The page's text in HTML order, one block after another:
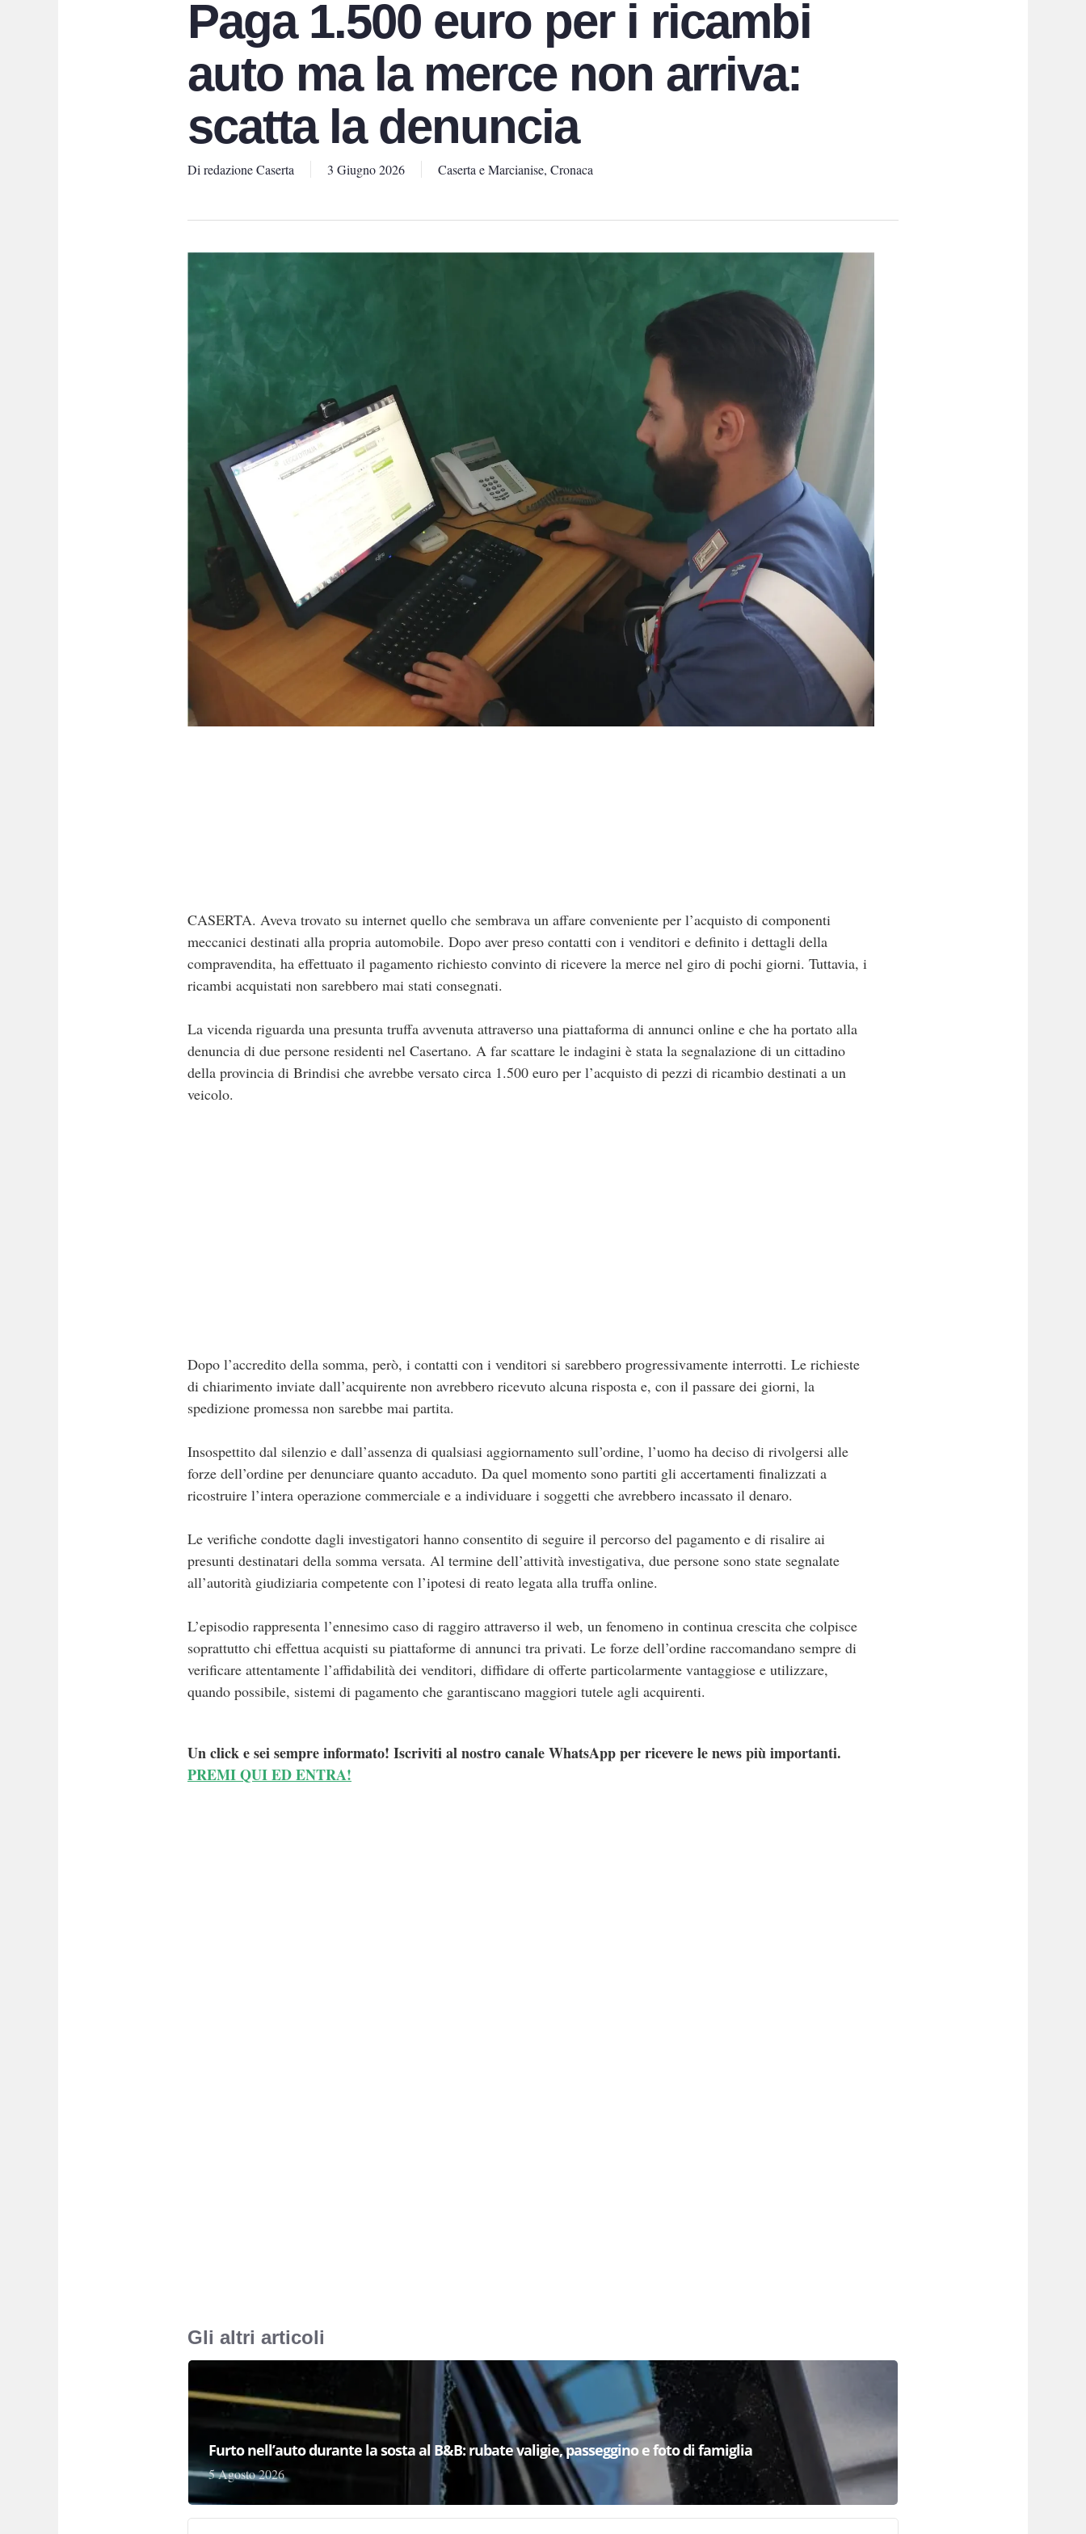
Paga 1.500 euro per i ricambi
auto ma la merce non arriva:
scatta la denuncia
Di redazione Caserta 3 Giugno 2026 Caserta e Marcianise, Cronaca
CASERTA. Aveva trovato su internet quello che sembrava un affare conveniente per l’acquisto di componenti
meccanici destinati alla propria automobile. Dopo aver preso contatti con i venditori e definito i dettagli della
compravendita, ha effettuato il pagamento richiesto convinto di ricevere la merce nel giro di pochi giorni. Tuttavia, i
ricambi acquistati non sarebbero mai stati consegnati.
La vicenda riguarda una presunta truffa avvenuta attraverso una piattaforma di annunci online e che ha portato alla
denuncia di due persone residenti nel Casertano. A far scattare le indagini è stata la segnalazione di un cittadino
della provincia di Brindisi che avrebbe versato circa 1.500 euro per l’acquisto di pezzi di ricambio destinati a un
veicolo.
Dopo l’accredito della somma, però, i contatti con i venditori si sarebbero progressivamente interrotti. Le richieste
di chiarimento inviate dall’acquirente non avrebbero ricevuto alcuna risposta e, con il passare dei giorni, la
spedizione promessa non sarebbe mai partita.
Insospettito dal silenzio e dall’assenza di qualsiasi aggiornamento sull’ordine, l’uomo ha deciso di rivolgersi alle
forze dell’ordine per denunciare quanto accaduto. Da quel momento sono partiti gli accertamenti finalizzati a
ricostruire l’intera operazione commerciale e a individuare i soggetti che avrebbero incassato il denaro.
Le verifiche condotte dagli investigatori hanno consentito di seguire il percorso del pagamento e di risalire ai
presunti destinatari della somma versata. Al termine dell’attività investigativa, due persone sono state segnalate
all’autorità giudiziaria competente con l’ipotesi di reato legata alla truffa online.
L’episodio rappresenta l’ennesimo caso di raggiro attraverso il web, un fenomeno in continua crescita che colpisce
soprattutto chi effettua acquisti su piattaforme di annunci tra privati. Le forze dell’ordine raccomandano sempre di
verificare attentamente l’affidabilità dei venditori, diffidare di offerte particolarmente vantaggiose e utilizzare,
quando possibile, sistemi di pagamento che garantiscano maggiori tutele agli acquirenti.
Un click e sei sempre informato! Iscriviti al nostro canale WhatsApp per ricevere le news più importanti.
PREMI QUI ED ENTRA!
Gli altri articoli
Furto nell’auto durante la sosta al B&B: rubate valigie, passeggino e foto di famiglia
5 Agosto 2026